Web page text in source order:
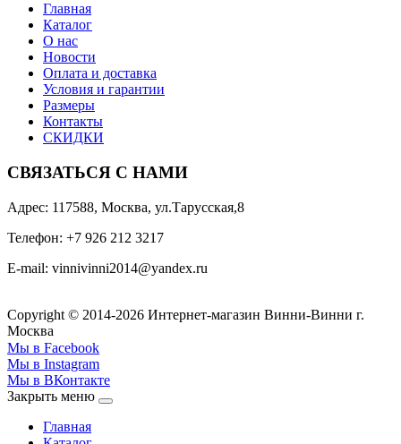
Главная
Каталог
О нас
Новости
Оплата и доставка
Условия и гарантии
Размеры
Контакты
СКИДКИ
СВЯЗАТЬСЯ С НАМИ
Адрес: 117588, Москва, ул.Тарусская,8
Телефон: +7 926 212 3217
E-mail: vinnivinni2014@yandex.ru
Copyright © 2014-2026 Интернет-магазин Винни-Винни г.
Москва
Мы в Facebook
Мы в Instagram
Мы в ВКонтакте
Закрыть меню
Главная